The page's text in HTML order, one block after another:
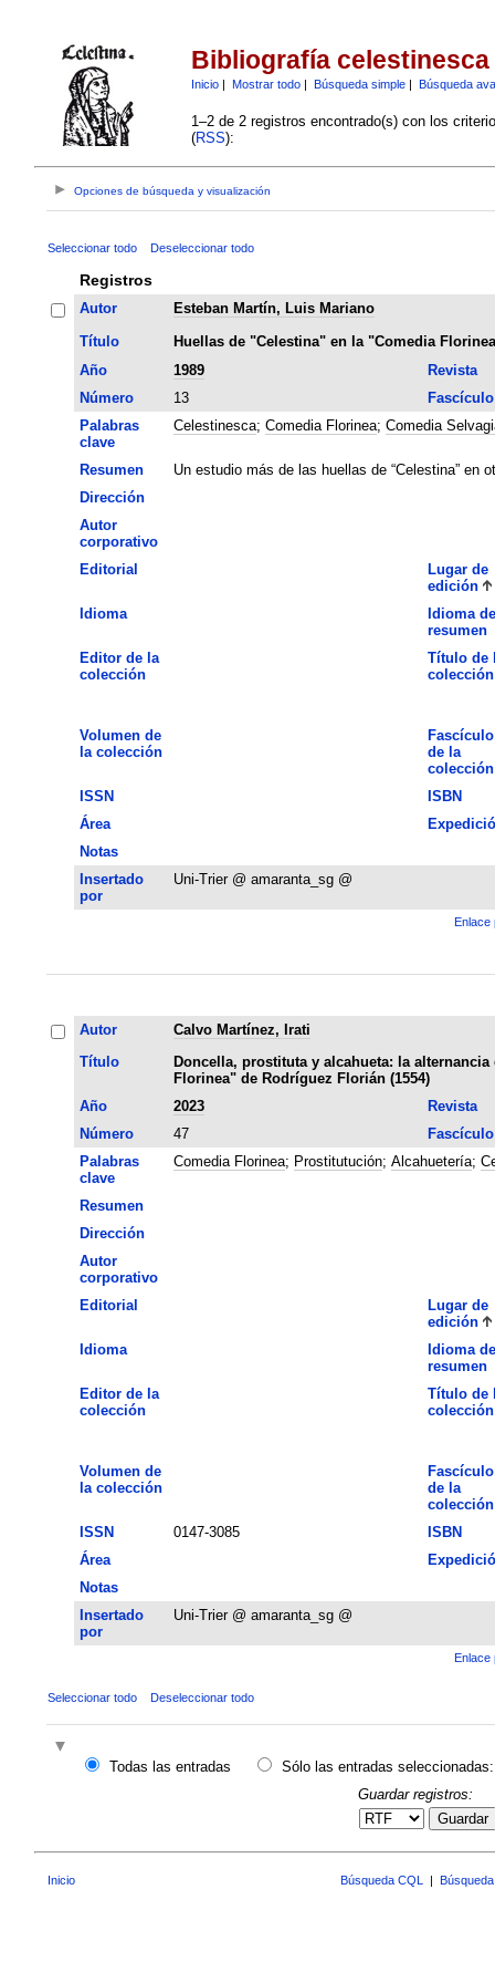
Bibliografía celestinesca
Inicio| Mostrar todo| Búsqueda simple| Búsqueda
1–2 de 2 registros encontrado(s) con los
(RSS):
Opciones de búsqueda y visualización
Seleccionar todo Deseleccionar todo
Registros
Autor
Esteban Martín, Luis Mariano
Título
Huellas de "Celestina" en la "Comedia
Año
1989
Revista
Número
13
Fascículo
Palabras
clave
Celestinesca; Comedia Florinea; Comedia
Resumen
Un estudio más de las huellas de “Celestina” en
Dirección
Autor
corporativo
Editorial
Lugar de
edición
Idioma
Idioma
resumen
Editor de la
colección
Título de
colección
Volumen de
la colección
Fascículo
de la
colección
ISSN
ISBN
Área
Notas
Insertado
por
Uni-Trier @ amaranta_sg @
Enlace
Autor
Calvo Martínez, Irati
Título
Doncella, prostituta y alcahueta: la
Florinea" de Rodríguez Florián (1554)
Año
2023
Revista
Número
47
Fascículo
Palabras
clave
Comedia Florinea; Prostitutución; Alcahuetería;
Resumen
Dirección
Autor
corporativo
Editorial
Lugar de
edición
Idioma
Idioma
resumen
Editor de la
colección
Título de
colección
Volumen de
la colección
Fascículo
de la
colección
ISSN
0147-3085
ISBN
Área
Notas
Insertado
por
Uni-Trier @ amaranta_sg @
Enlace
Seleccionar todo Deseleccionar todo
Todas las entradas
Sólo las entradas seleccionadas:
Guardar registros:
Guardar
Inicio Búsqueda CQL